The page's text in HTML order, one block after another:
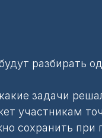
разбирать
задачи
участникам
сохранить при